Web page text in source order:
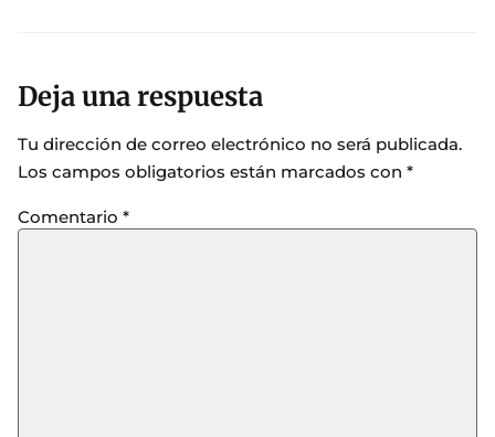
Deja una respuesta
Tu dirección de correo electrónico no será publicada.
Los campos obligatorios están marcados con *
Comentario *